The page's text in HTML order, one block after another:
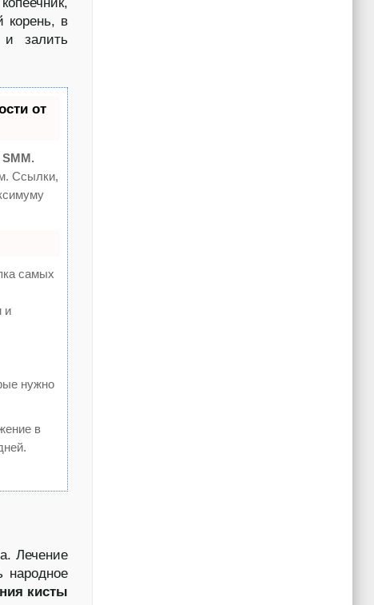
корень, в
и залить
от
Ссылки,
самых
и
нужно
в
Лечение
народное
кисты